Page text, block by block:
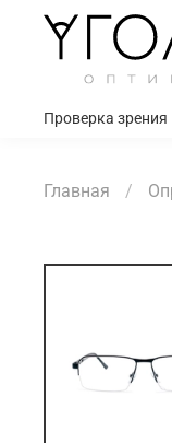
Проверка зрения
Главная